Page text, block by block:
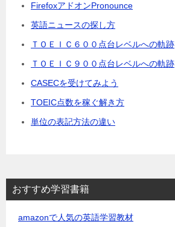
FirefoxアドオンPronounce
英語ニュースの探し方
ＴＯＥＩＣ６００点台レベルへの軌跡
ＴＯＥＩＣ９００点台レベルへの軌跡
CASECを受けてみよう
TOEIC点数を稼ぐ解き方
単位の表記方法の違い
おすすめ学習書籍
amazonで人気の英語学習教材